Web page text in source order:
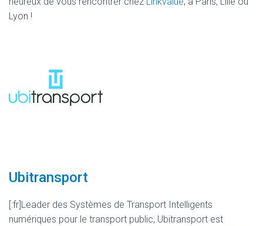
Lyon !
Ubitransport
[:fr]Leader des Systèmes de Transport Intelligents
numériques pour le transport public, Ubitransport est